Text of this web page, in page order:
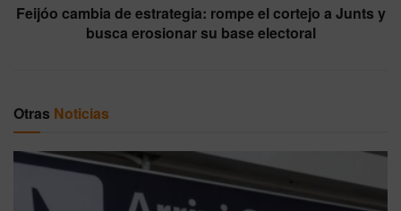
Feijóo cambia de estrategia: rompe el cortejo a Junts y
busca erosionar su base electoral
Otras Noticias